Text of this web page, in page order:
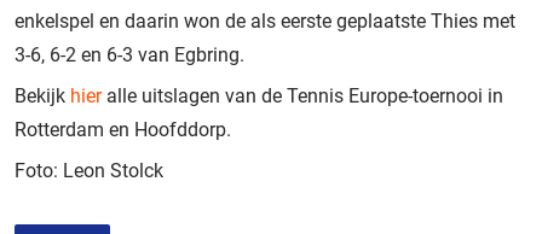
enkelspel en daarin won de als eerste geplaatste Thies met
3-6, 6-2 en 6-3 van Egbring.
Bekijk hieralle uitslagen van de Tennis Europe-toernooi in
Rotterdam en Hoofddorp.
Foto: Leon Stolck